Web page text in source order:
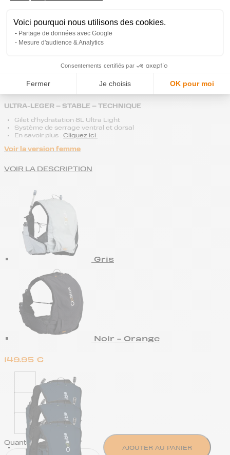
Voici pourquoi nous utilisons des cookies.
Partage de données avec Google
Mesure d'audience & Analytics
Consentements certifiés par
Fermer Je choisis OK pour moi
New
TRAIL/RUNNING
ULTRA-LEGER – STABLE – TECHNIQUE
Gilet d’hydratation 8L Ultra Light
Système de serrage ventral et dorsal
En savoir plus : Cliquez ici
Voir la version femme
VOIR LA DESCRIPTION
Gris
Noir - Orange
149.95 €
Quantity AJOUTER AU PANIER